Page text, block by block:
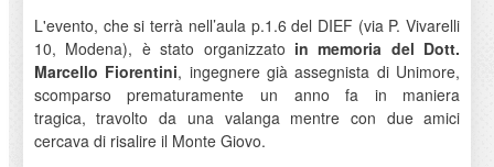
L'evento, che si terrà nell’aula p.1.6 del DIEF (via P. Vivarelli
10, Modena), è stato organizzato in memoria del Dott.
Marcello Fiorentini, ingegnere già assegnista di Unimore,
scomparso prematuramente un anno fa in maniera
tragica, travolto da una valanga mentre con due amici
cercava di risalire il Monte Giovo.